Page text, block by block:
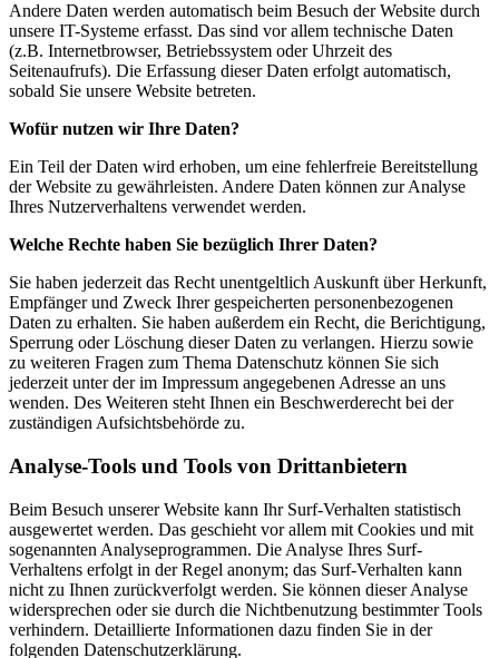
Andere Daten werden automatisch beim Besuch der Website durch
unsere IT-Systeme erfasst. Das sind vor allem technische Daten
(z.B. Internetbrowser, Betriebssystem oder Uhrzeit des
Seitenaufrufs). Die Erfassung dieser Daten erfolgt automatisch,
sobald Sie unsere Website betreten.
Wofür nutzen wir Ihre Daten?
Ein Teil der Daten wird erhoben, um eine fehlerfreie Bereitstellung
der Website zu gewährleisten. Andere Daten können zur Analyse
Ihres Nutzerverhaltens verwendet werden.
Welche Rechte haben Sie bezüglich Ihrer Daten?
Sie haben jederzeit das Recht unentgeltlich Auskunft über Herkunft,
Empfänger und Zweck Ihrer gespeicherten personenbezogenen
Daten zu erhalten. Sie haben außerdem ein Recht, die Berichtigung,
Sperrung oder Löschung dieser Daten zu verlangen. Hierzu sowie
zu weiteren Fragen zum Thema Datenschutz können Sie sich
jederzeit unter der im Impressum angegebenen Adresse an uns
wenden. Des Weiteren steht Ihnen ein Beschwerderecht bei der
zuständigen Aufsichtsbehörde zu.
Analyse-Tools und Tools von Drittanbietern
Beim Besuch unserer Website kann Ihr Surf-Verhalten statistisch
ausgewertet werden. Das geschieht vor allem mit Cookies und mit
sogenannten Analyseprogrammen. Die Analyse Ihres Surf-
Verhaltens erfolgt in der Regel anonym; das Surf-Verhalten kann
nicht zu Ihnen zurückverfolgt werden. Sie können dieser Analyse
widersprechen oder sie durch die Nichtbenutzung bestimmter Tools
verhindern. Detaillierte Informationen dazu finden Sie in der
folgenden Datenschutzerklärung.